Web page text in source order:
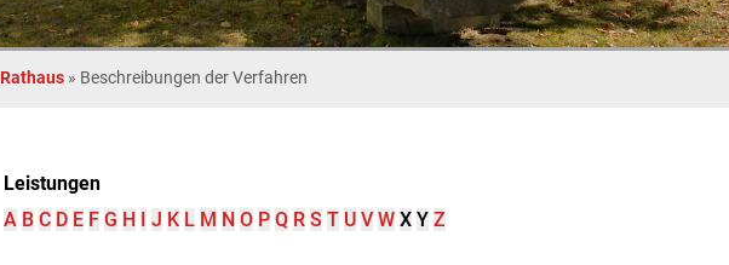
Rathaus » Beschreibungen der Verfahren
Leistungen
A B C D E F G H I J K L M N O P Q R S T U V W X Y Z